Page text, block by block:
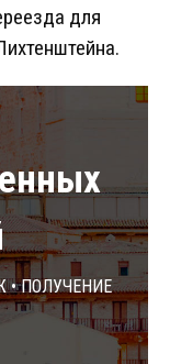
для
Получение